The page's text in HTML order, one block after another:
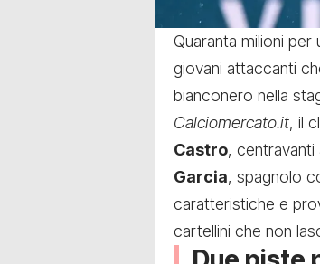
Quaranta milioni per
giovani attaccanti
bianconero nella
Calciomercato.it, il
Castro, centravanti
Garcia, spagnolo
caratteristiche e
cartellini che non